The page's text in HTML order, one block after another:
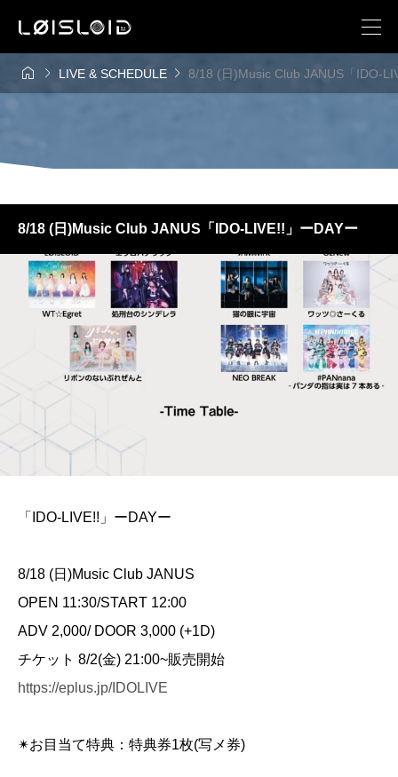
  LIVE & SCHEDULE  8/18 (日)Music Club JANUS「IDO-
8/18 (日)Music Club JANUS「IDO-LIVE!!」ーDAYー
「IDO-LIVE!!」ーDAYー
8/18 (日)Music Club JANUS
OPEN 11:30/START 12:00
ADV 2,000/ DOOR 3,000 (+1D)
チケット 8/2(金) 21:00~販売開始
https://eplus.jp/IDOLIVE
✴︎お目当て特典：特典券1枚(写メ券)